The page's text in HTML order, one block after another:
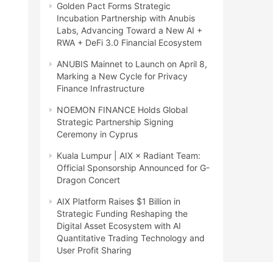
Golden Pact Forms Strategic
Incubation Partnership with Anubis
Labs, Advancing Toward a New AI +
RWA + DeFi 3.0 Financial Ecosystem
ANUBIS Mainnet to Launch on April 8,
Marking a New Cycle for Privacy
Finance Infrastructure
NOEMON FINANCE Holds Global
Strategic Partnership Signing
Ceremony in Cyprus
Kuala Lumpur | AIX × Radiant Team:
Official Sponsorship Announced for G-
Dragon Concert
AIX Platform Raises $1 Billion in
Strategic Funding Reshaping the
Digital Asset Ecosystem with AI
Quantitative Trading Technology and
User Profit Sharing